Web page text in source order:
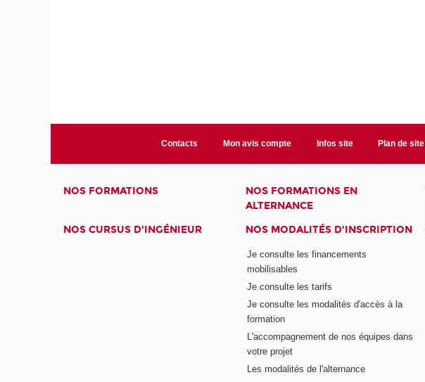
Contacts Mon avis compte Infos site Plan de site
NOS FORMATIONS
NOS FORMATIONS EN
ALTERNANCE
NOS CURSUS D'INGÉNIEUR
NOS MODALITÉS D'INSCRIPTION
Je consulte les financements
mobilisables
Je consulte les tarifs
Je consulte les modalités d'accès à la
formation
L'accompagnement de nos équipes dans
votre projet
Les modalités de l'alternance